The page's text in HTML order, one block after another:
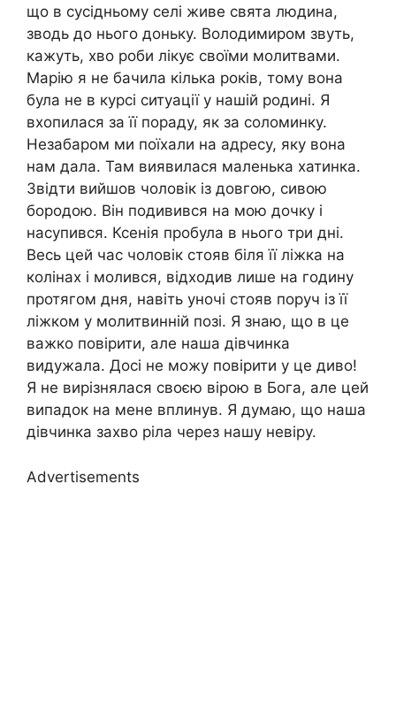
що в сусідньому селі живе свята людина,
зводь до нього доньку. Володимиром звуть,
кажуть, хво роби лікує своїми молитвами.
Марію я не бачила кілька років, тому вона
була не в курсі ситуації у нашій родині. Я
вхопилася за її пораду, як за соломинку.
Незабаром ми поїхали на адресу, яку вона
нам дала. Там виявилася маленька хатинка.
Звідти вийшов чоловік із довгою, сивою
бородою. Він подивився на мою дочку і
насупився. Ксенія пробула в нього три дні.
Весь цей час чоловік стояв біля її ліжка на
колінах і молився, відходив лише на годину
протягом дня, навіть уночі стояв поруч із її
ліжком у молитвинній позі. Я знаю, що в це
важко повірити, але наша дівчинка
видужала. Досі не можу повірити у це диво!
Я не вирізнялася своєю вірою в Бога, але цей
випадок на мене вплинув. Я думаю, що наша
дівчинка захво ріла через нашу невіру.
Advertisements